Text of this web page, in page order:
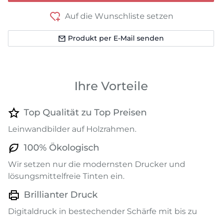
Auf die Wunschliste setzen
Produkt per E-Mail senden
Ihre Vorteile
Top Qualität zu Top Preisen
Leinwandbilder auf Holzrahmen.
100% Ökologisch
Wir setzen nur die modernsten Drucker und
lösungsmittelfreie Tinten ein.
Brillianter Druck
Digitaldruck in bestechender Schärfe mit bis zu